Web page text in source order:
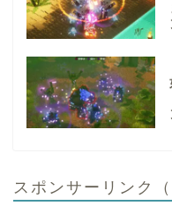
スポンサーリンク（